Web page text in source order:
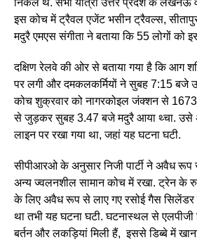
इस कोच में ट्रैवल एजेंट भसीन ट्रैवल्स,
मदुरै एमएस संगीता ने बताया कि 55 लोगों को
दक्षिण रेलवे की ओर से बताया गया है कि आग
पर लगी और दमकलकर्मियों ने सुबह 7:15 बजे
कोच शुक्रवार को नागरकोइल जंक्शन से
से जुड़कर सुबह 3.47 बजे मदुरै आया थ्चा. उसे
लाइन पर रखा गया था, जहां यह घटना घटी.
सीपीआरओ के अनुसार निजी पार्टी ने अवैध
अन्य ज्वलनशील सामान कोच में रखा. ट्रेन के
के लिए अवैध रूप से लाए गए रसोई गैस सिलेंडर
था तभी यह घटना घटी. घटनास्थल से
बर्तन और लकड़ियां मिली हैं, इससे डिब्बे में